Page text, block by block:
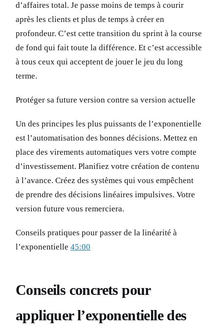
d’affaires total. Je passe moins de temps à courir
après les clients et plus de temps à créer en
profondeur. C’est cette transition du sprint à la course
de fond qui fait toute la différence. Et c’est accessible
à tous ceux qui acceptent de jouer le jeu du long
terme.
Protéger sa future version contre sa version actuelle
Un des principes les plus puissants de l’exponentielle
est l’automatisation des bonnes décisions. Mettez en
place des virements automatiques vers votre compte
d’investissement. Planifiez votre création de contenu
à l’avance. Créez des systèmes qui vous empêchent
de prendre des décisions linéaires impulsives. Votre
version future vous remerciera.
Conseils pratiques pour passer de la linéarité à
l’exponentielle 45:00
Conseils concrets pour
appliquer l’exponentielle des